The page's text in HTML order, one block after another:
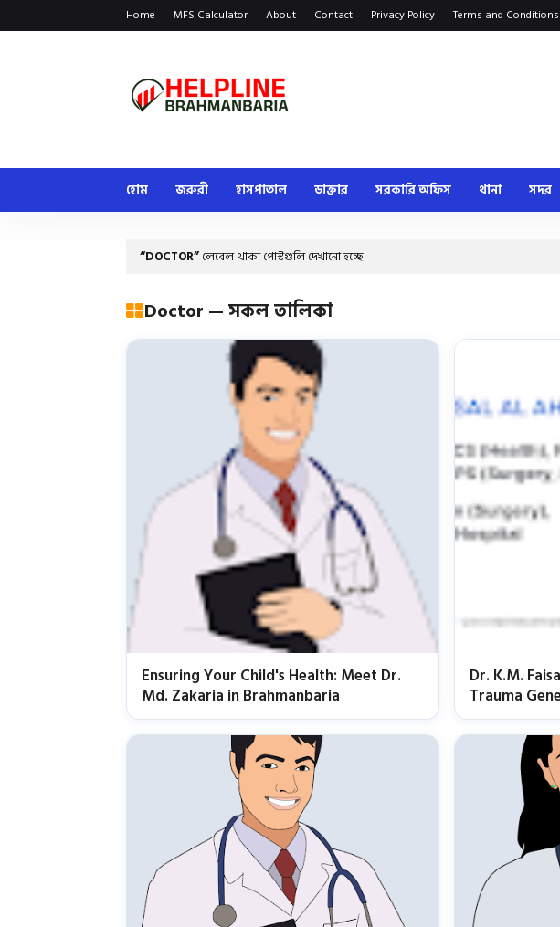
Home MFS Calculator About Contact Privacy Policy Terms and Conditions
হোম জরুরী হাসপাতাল ডাক্তার সরকারি অফিস থানা সদর
DOCTOR লেবেল থাকা পোস্টগুলি দেখানো হচ্ছে
Doctor — সকল তালিকা
Ensuring Your Child's Health: Meet Dr.
Md. Zakaria in Brahmanbaria
Dr. K.M. Faisal Al Ahsan- Brahmanbaria
Trauma
Center